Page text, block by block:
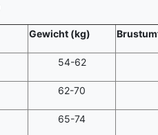
Gewicht (kg)
54-62
62-70
65-74